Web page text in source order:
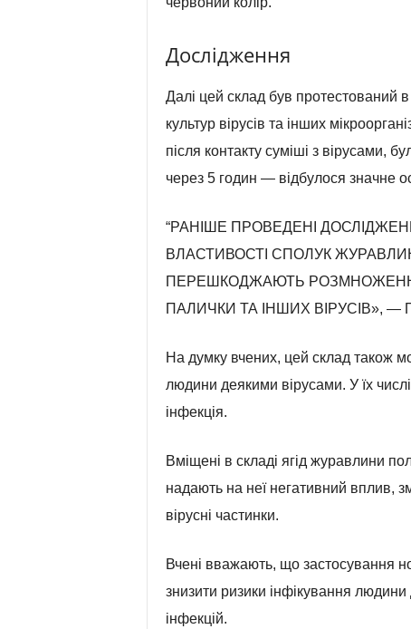
Дослідження
Далі цей склад був протестований
культур вірусів та інших
після контакту суміші з вірусами,
через 5 годин — відбулося значне
“РАНІШЕ ПРОВЕДЕНІ
ВЛАСТИВОСТІ СПОЛУК
ПЕРЕШКОДЖАЮТЬ
ПАЛИЧКИ ТА ІНШИХ ВІРУСІВ»,
На думку вчених, цей склад також
людини деякими вірусами. У їх
інфекція.
Вміщені в складі ягід журавлини
надають на неї негативний вплив,
вірусні частинки.
Вчені вважають, що застосування
знизити ризики інфікування
інфекцій.